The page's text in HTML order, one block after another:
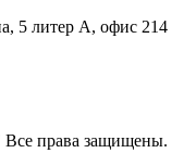
5 литер А, офис 214
права защищены.